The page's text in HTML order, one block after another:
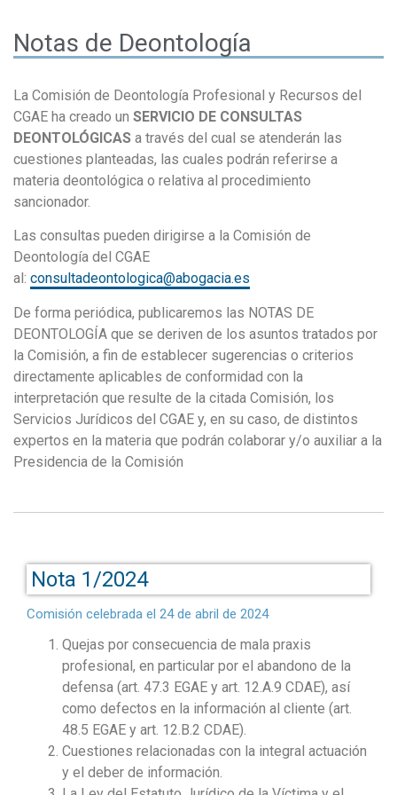
Notas de Deontología
La Comisión de Deontología Profesional y Recursos del
CGAE ha creado un SERVICIO DE CONSULTAS
DEONTOLÓGICAS a través del cual se atenderán las
cuestiones planteadas, las cuales podrán referirse a
materia deontológica o relativa al procedimiento
sancionador.
Las consultas pueden dirigirse a la Comisión de
Deontología del CGAE
al: consultadeontologica@abogacia.es
De forma periódica, publicaremos las NOTAS DE
DEONTOLOGÍA que se deriven de los asuntos tratados por
la Comisión, a fin de establecer sugerencias o criterios
directamente aplicables de conformidad con la
interpretación que resulte de la citada Comisión, los
Servicios Jurídicos del CGAE y, en su caso, de distintos
expertos en la materia que podrán colaborar y/o auxiliar a la
Presidencia de la Comisión
Nota 1/2024
Comisión celebrada el 24 de abril de 2024
Quejas por consecuencia de mala praxis
profesional, en particular por el abandono de la
defensa (art. 47.3 EGAE y art. 12.A.9 CDAE), así
como defectos en la información al cliente (art.
48.5 EGAE y art. 12.B.2 CDAE).
Cuestiones relacionadas con la integral actuación
y el deber de información.